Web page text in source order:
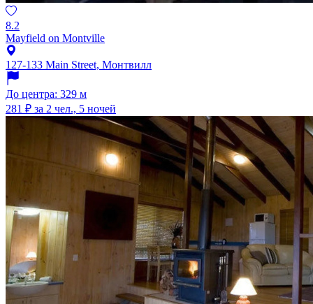
8.2
Mayfield on Montville
127-133 Main Street, Монтвилл
До центра: 329 м
281 ₽ за 2 чел., 5 ночей